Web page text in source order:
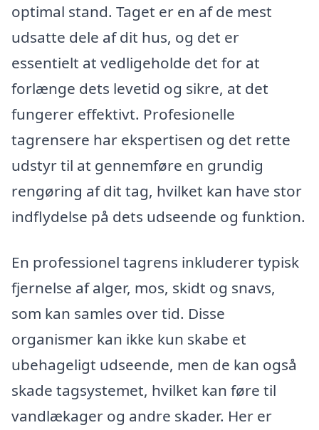
optimal stand. Taget er en af de mest
udsatte dele af dit hus, og det er
essentielt at vedligeholde det for at
forlænge dets levetid og sikre, at det
fungerer effektivt. Profesionelle
tagrensere har ekspertisen og det rette
udstyr til at gennemføre en grundig
rengøring af dit tag, hvilket kan have stor
indflydelse på dets udseende og funktion.
En professionel tagrens inkluderer typisk
fjernelse af alger, mos, skidt og snavs,
som kan samles over tid. Disse
organismer kan ikke kun skabe et
ubehageligt udseende, men de kan også
skade tagsystemet, hvilket kan føre til
vandlækager og andre skader. Her er